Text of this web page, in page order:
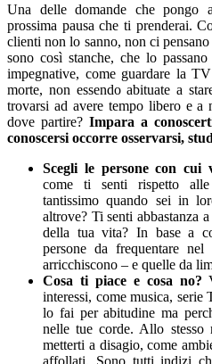
Una delle domande che pongo
prossima pausa che ti prenderai.
clienti non lo sanno, non ci
sono così stanche, che lo
impegnative, come guardare la
morte, non essendo abituate a
trovarsi ad avere tempo libero e a
dove partire? Impara a
conoscersi occorre osservarsi,
Scegli le persone con cui
come ti senti rispetto
tantissimo quando sei in
altrove? Ti senti abbastanza
della tua vita? In base a
persone da frequentare
arricchiscono – e quelle da
Cosa ti piace e cosa no?
interessi, come musica,
lo fai per abitudine ma
nelle tue corde. Allo stesso
metterti a disagio, come
affollati. Sono tutti indizi